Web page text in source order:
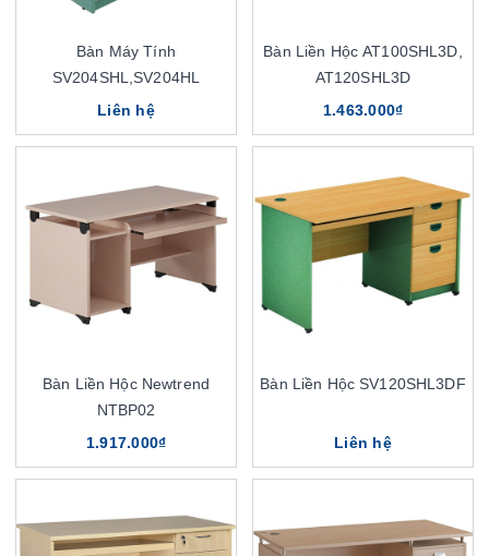
Bàn Máy Tính
SV204SHL,SV204HL
Liên hệ
Bàn Liền Hộc AT100SHL3D,
AT120SHL3D
1.463.000₫
Bàn Liền Hộc Newtrend
NTBP02
1.917.000₫
Bàn Liền Hộc SV120SHL3DF
Liên hệ